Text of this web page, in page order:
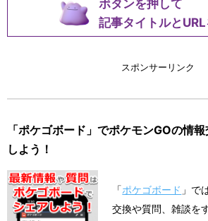
ボタンを押して
記事タイトルと
スポンサーリンク
「ポケゴボード」でポケモンGOの情
しよう！
「ポケゴボード 」で
交換や質問、雑談を